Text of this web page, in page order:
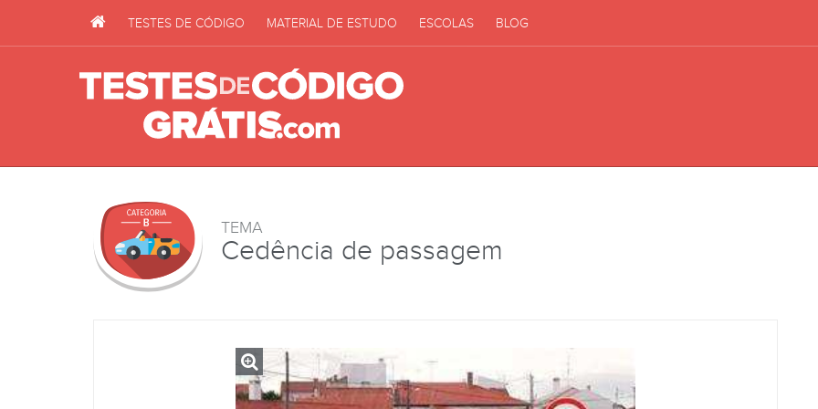
TESTES DE CÓDIGO MATERIAL DE ESTUDO ESCOLAS BLOG
TEMA
Cedência de passagem